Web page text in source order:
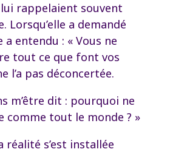
rappelaient souvent
Lorsqu’elle a demandé
a entendu : « Vous ne
tout ce que font vos
l’a pas déconcertée.
m’être dit : pourquoi ne
comme tout le monde ? »
réalité s’est installée